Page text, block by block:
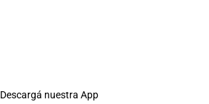
Descargá nuestra App